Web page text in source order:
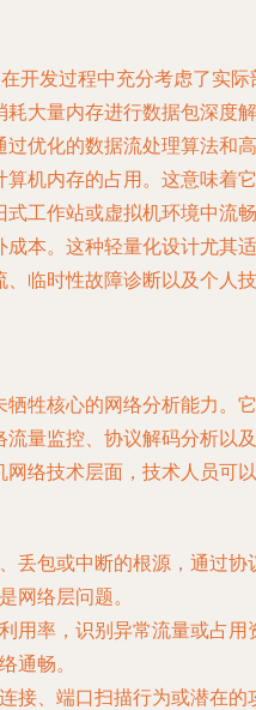
开发过程中充分考虑了实际
大量内存进行数据包深度解
优化的数据流处理算法和高
机内存的占用。这意味着它
工作站或虚拟机环境中流畅
本。这种轻量化设计尤其适
临时性故障诊断以及个人技
牲核心的网络分析能力。它
量监控、协议解码分析以及
络技术层面，技术人员可以
丢包或中断的根源，通过协
网络层问题。
用率，识别异常流量或占用
通畅。
接、端口扫描行为或潜在的